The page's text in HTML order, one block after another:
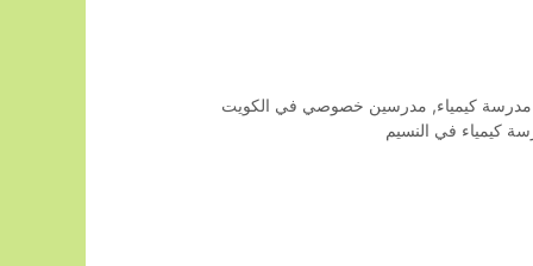
مدرسة كيمياء, مدرسين خصوصي في الكويت
كيمياء في النسيم